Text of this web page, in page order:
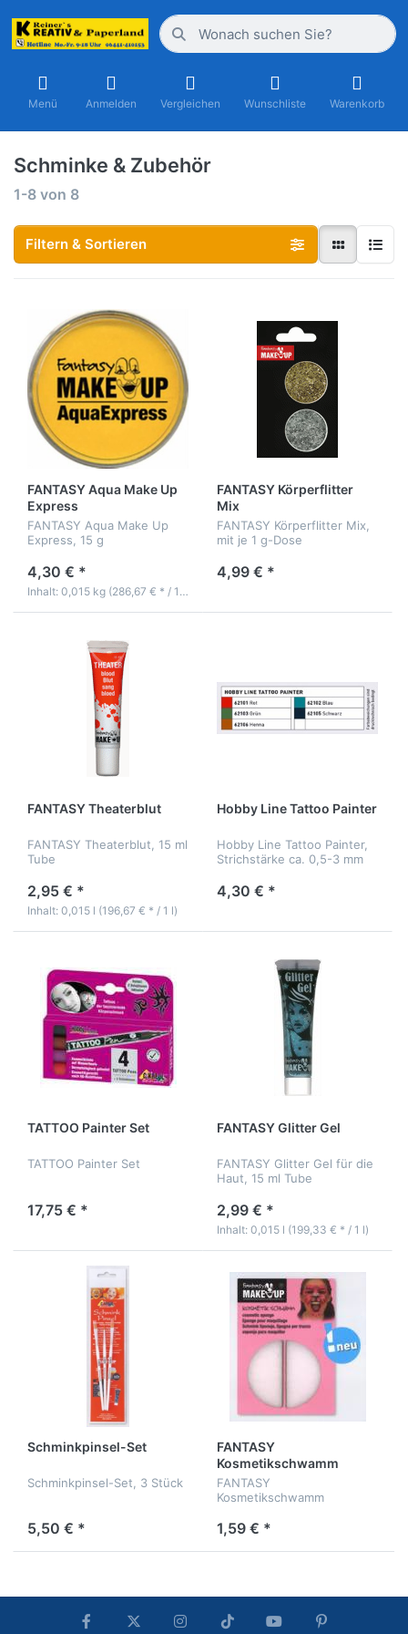
Menü Anmelden Vergleichen Wunschliste Warenkorb
Schminke & Zubehör
1-8 von 8
Filtern & Sortieren
FANTASY Aqua Make Up
Express
FANTASY Aqua Make Up
Express, 15 g
4,30 € *
Inhalt: 0,015 kg (286,67 € * / 1 kg)
FANTASY Körperflitter
Mix
FANTASY Körperflitter Mix,
mit je 1 g-Dose
4,99 € *
FANTASY Theaterblut
FANTASY Theaterblut, 15 ml
Tube
2,95 € *
Inhalt: 0,015 l (196,67 € * / 1 l)
Hobby Line Tattoo Painter
Hobby Line Tattoo Painter,
Strichstärke ca. 0,5-3 mm
4,30 € *
TATTOO Painter Set
TATTOO Painter Set
17,75 € *
FANTASY Glitter Gel
FANTASY Glitter Gel für die
Haut, 15 ml Tube
2,99 € *
Inhalt: 0,015 l (199,33 € * / 1 l)
Schminkpinsel-Set
Schminkpinsel-Set, 3 Stück
5,50 € *
FANTASY
Kosmetikschwamm
FANTASY
Kosmetikschwamm
1,59 € *